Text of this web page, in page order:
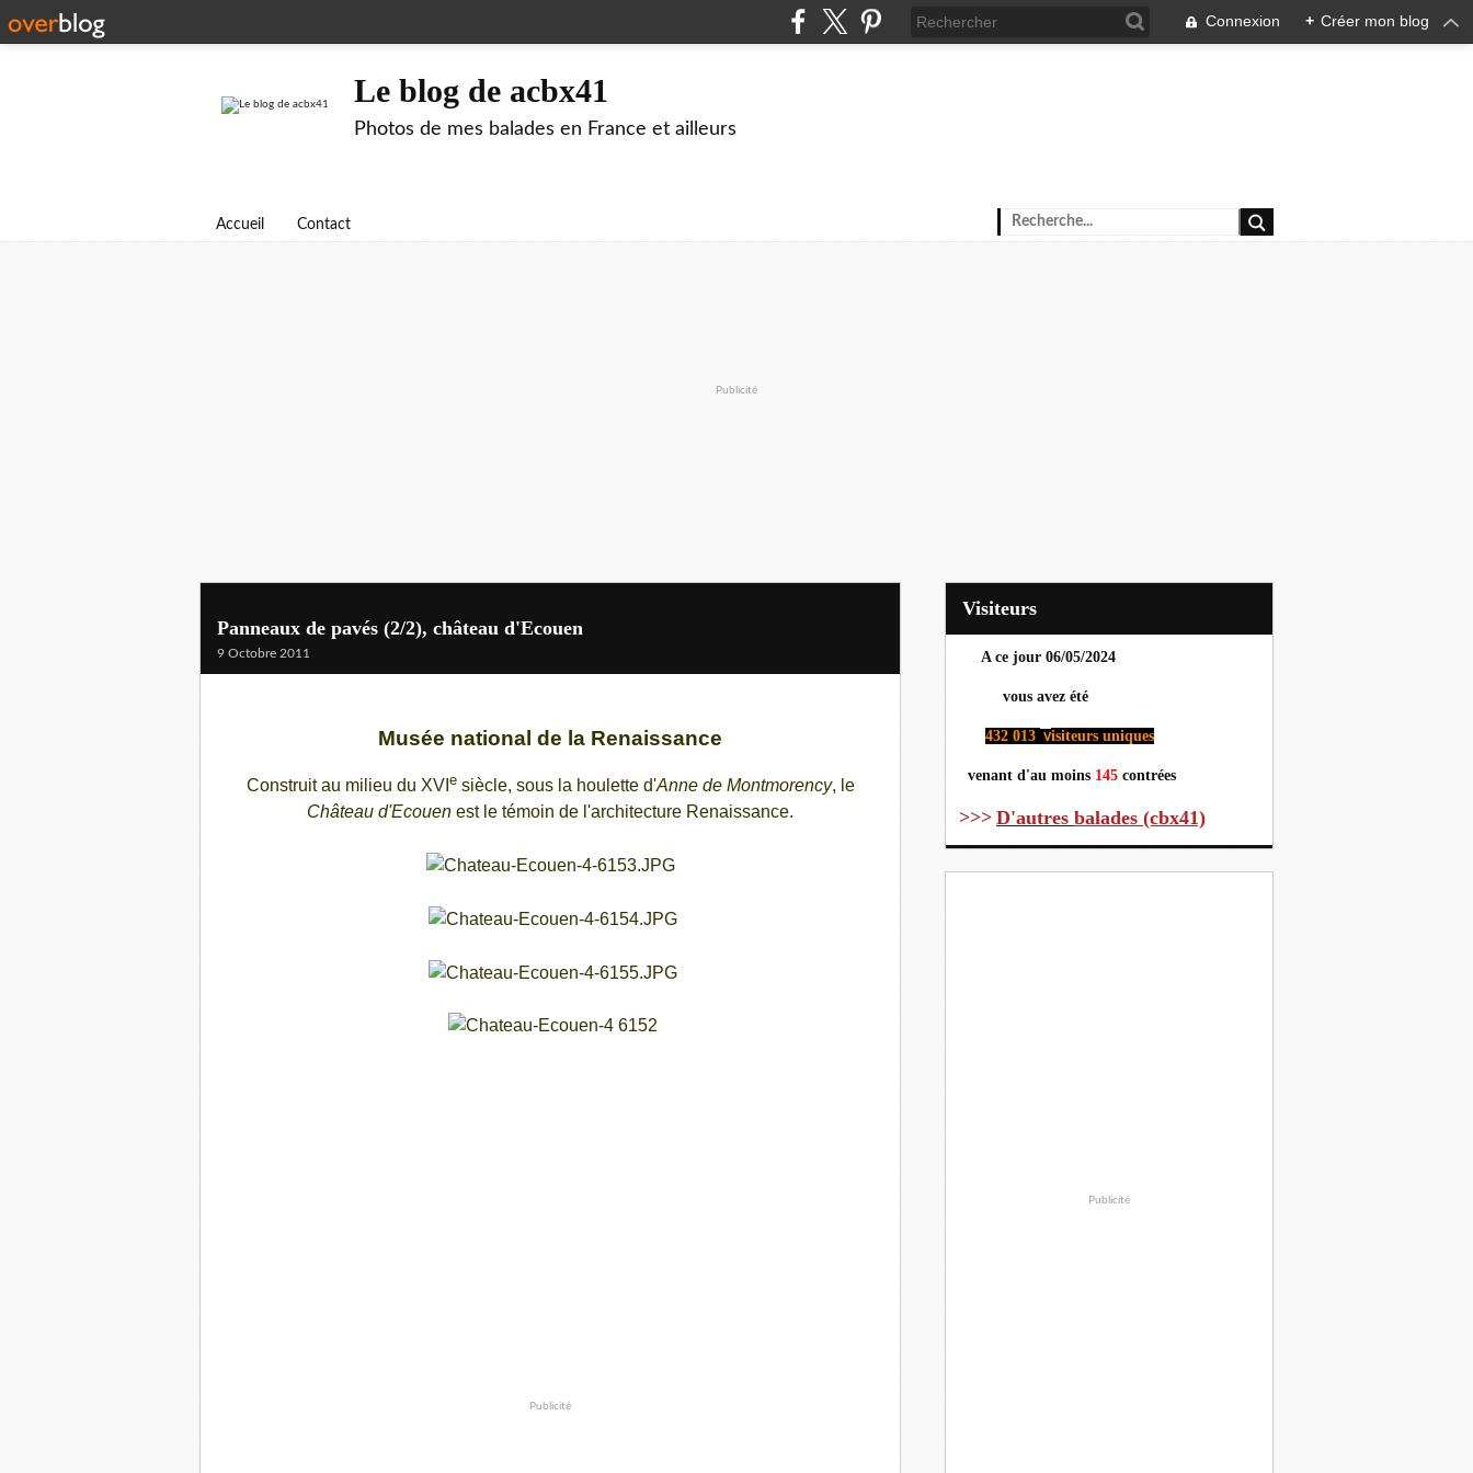
Connexion + Créer mon blog
Le blog de acbx41
Photos de mes balades en France et ailleurs
Accueil Contact
Publicité
Panneaux de pavés (2/2), château d'Ecouen
9 Octobre 2011
Musée national de la Renaissance
Construit au milieu du XVI esiècle, sous la houlette d'Anne de Montmorency, le
Château d'Ecouen est le témoin de l'architecture Renaissance.
Publicité
Visiteurs
A ce jour 06/05/2024
vous avez été
432 013 visiteurs uniques
venant d'au moins 145 contrées
>>> D'autres balades (cbx41)
Publicité